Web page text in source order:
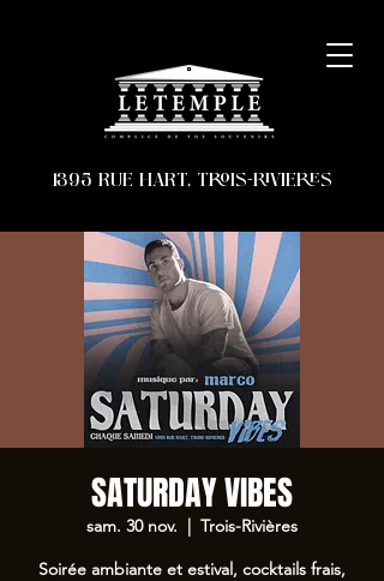
1395 RUE HART, TROIS-RIVIERES
SATURDAY VIBES
sam. 30 nov.
  |
Trois-Rivières
Soirée ambiante et estival, cocktails frais,